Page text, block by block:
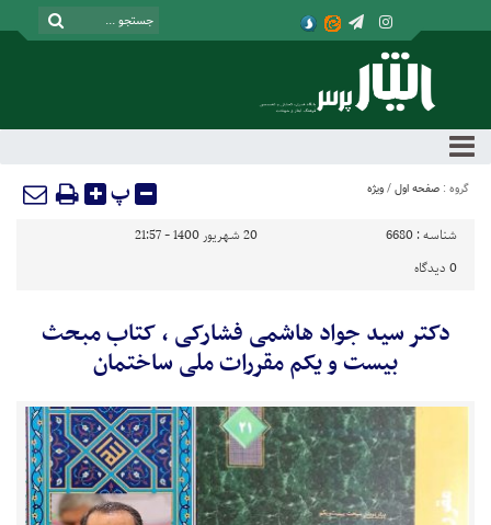
گروه : صفحه اول / ویژه پ
شناسه : 6680
20 شهریور 1400 - 21:57
0 دیدگاه
دکتر سید جواد هاشمی فشارکی ، کتاب مبحث
بیست و یکم مقررات ملی ساختمان